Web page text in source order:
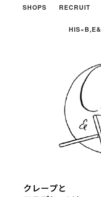
SHOPS RECRUIT
HIS×B,E&